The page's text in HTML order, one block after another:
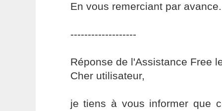
En vous remerciant par avance.
-------------------
Réponse de l'Assistance Free
Cher utilisateur,
je tiens à vous informer que